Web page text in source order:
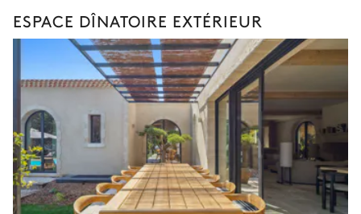
ESPACE DÎNATOIRE EXTÉRIEUR